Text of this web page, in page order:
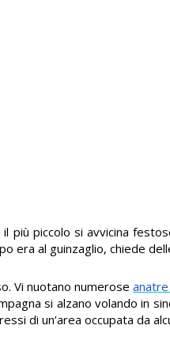
il più piccolo si avvicina
era al guinzaglio, chiede
Vi nuotano numerose
si alzano volando in
di un’area occupata da